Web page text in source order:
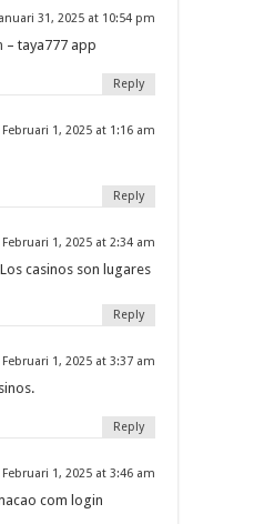
31, 2025 at 10:54 pm
– taya777 app
Reply
Februari 1, 2025 at 1:16 am
Reply
Februari 1, 2025 at 2:34 am
casinos son lugares
Reply
Februari 1, 2025 at 3:37 am
Reply
Februari 1, 2025 at 3:46 am
com login